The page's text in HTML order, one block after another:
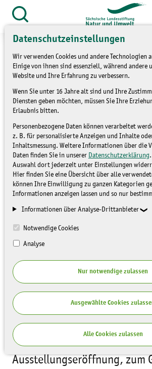
Datenschutzeinstellungen
Wir verwenden Cookies und andere Technologien
Einige von ihnen sind essenziell, während andere
Website und Ihre Erfahrung zu verbessern.
Wenn Sie unter 16 Jahre alt sind und Ihre
Diensten geben möchten, müssen Sie Ihre
Erlaubnis bitten.
Personenbezogene Daten können verarbeitet
z. B. für personalisierte Anzeigen und Inhalte
Inhaltsmessung. Weitere Informationen über die
Daten finden Sie in unserer Datenschutzerklärung
Auswahl dort jederzeit unter Einstellungen
Hier finden Sie eine Übersicht über alle
können Ihre Einwilligung zu ganzen Kategorien
Informationen anzeigen lassen und so nur
Informationen über Analyse-Drittanbieter
Notwendige Cookies
Analyse
Nur notwendige zulassen
Ausgewählte Cookies
Alle Cookies zulassen
Zum
Inhalt
springen
öffnen
Themen » Förderung/
Unterstützung
Undine Giseke:
Landschaft
FÖRDERUNG/
Am 14.3.2016 um 15 Uhr
Ausstellungseröffnung, zum